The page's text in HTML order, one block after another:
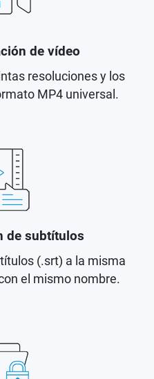
de vídeo
resoluciones y los
MP4 universal.
de subtítulos
(.srt) a la misma
el mismo nombre.